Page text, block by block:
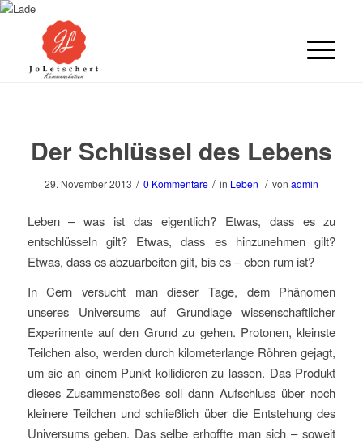
Der Schlüssel des Lebens
29. November 2013 / 0 Kommentare / in Leben / von admin
Leben – was ist das eigentlich? Etwas, dass es zu
entschlüsseln gilt? Etwas, dass es hinzunehmen gilt?
Etwas, dass es abzuarbeiten gilt, bis es – eben rum ist?
In Cern versucht man dieser Tage, dem Phänomen
unseres Universums auf Grundlage wissenschaftlicher
Experimente auf den Grund zu gehen. Protonen, kleinste
Teilchen also, werden durch kilometerlange Röhren gejagt,
um sie an einem Punkt kollidieren zu lassen. Das Produkt
dieses Zusammenstoßes soll dann Aufschluss über noch
kleinere Teilchen und schließlich über die Entstehung des
Universums geben. Das selbe erhoffte man sich – soweit